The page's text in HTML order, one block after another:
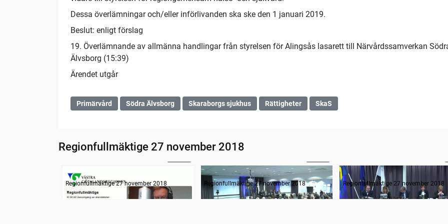
Dessa överlämningar och/eller införlivanden ska ske den 1 januari 2019.
Beslut: enligt förslag
19. Överlämnande av allmänna handlingar från styrelsen för Alingsås lasarett till Närvårdssamverkan
Älvsborg (15:39)
Ärendet utgår
Primärvård Södra Älvsborg Skaraborgs sjukhus Rättigheter SkaS
Regionfullmäktige 27 november 2018
Information
Regionfullmäktige 27 november 2018
Inledande formalia
Regionfullmäktige 27 november 2018 Regionfullmäktige 27 november 2018